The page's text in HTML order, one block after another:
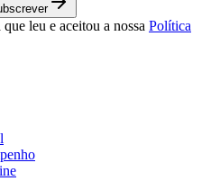
leu e aceitou a nossa Política